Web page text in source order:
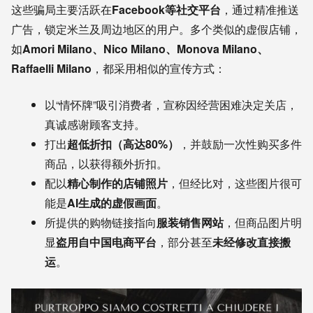
这些骗局主要活跃在Facebook等社交平台 ，通过精准推送
广告，锁定米兰及周边地区的用户。多个类似的虚假店铺，
如Amori Milano、Nico Milano、Monova Milano、
Raffaelli Milano ，都采用相似的宣传方式：
以“情怀牌”吸引消费者，宣称因经营困难决定关店，
真诚感谢顾客支持。
打出超低折扣（高达80%）
，并鼓励一次性购买多件
商品，以获得额外折扣。
配以精心制作的店铺照片 ，但经比对，这些图片很可
能是AI生成的虚假画面。
所提供的购物链接指向服装销售网站，但商品图片明
显盗用自中国电商平台 ，部分甚至未经修改直接搬
运。